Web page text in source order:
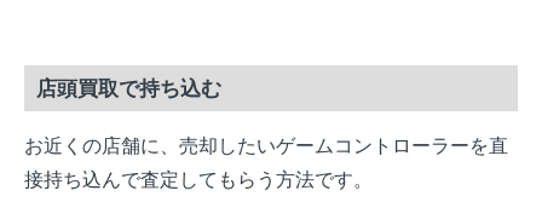
店頭買取で持ち込む
お近くの店舗に、売却したいゲームコントローラーを直
接持ち込んで査定してもらう方法です。